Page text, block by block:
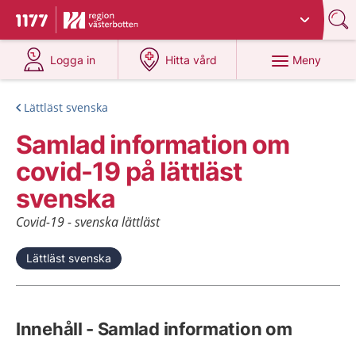
Till startsidan för 1177
Du har valt region
Logga in
på 1177.se
Hitta vård
på 1177.se
Meny
Lättläst svenska
Samlad information om
covid-19 på lättläst
svenska
Covid-19 - svenska lättläst
Lättläst svenska
Innehåll - Samlad information om